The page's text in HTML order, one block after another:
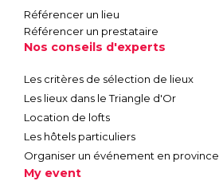
Référencer un lieu
Référencer un prestataire
Nos conseils d'experts
Les critères de sélection de lieux
Les lieux dans le Triangle d'Or
Location de lofts
Les hôtels particuliers
Organiser un événement en province
My event